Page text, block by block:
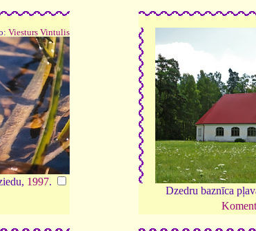
Viesturs Vintulis
1997.
Dzedru baznīca